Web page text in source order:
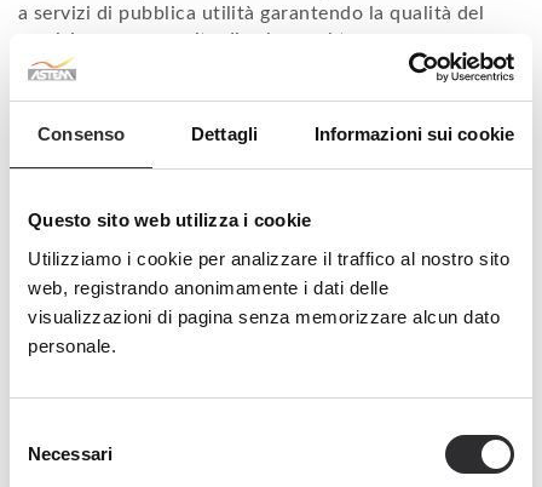
Consenso Dettagli Informazioni sui cookie
Questo sito web utilizza i cookie
Utilizziamo i cookie per analizzare il traffico al nostro sito
web, registrando anonimamente i dati delle
visualizzazioni di pagina senza memorizzare alcun dato
personale.
delNecessari
a servizi di pubblica utilità garantendo la qualità del
servizio e una crescita di valore nel tempo:
offrendo ai clienti servizi di qualità e
soddisfacendo al meglio le loro aspettative
favorendo il coinvolgimento, la
tecnologiche e di mercato
operando nel rispetto dell’ambiente, del proprio
territorio, della sicurezza dei lavoratori e dei valori
etici, secondo un modello di sviluppo sostenibile.
Qualità, correttezza e trasparenza
nell’orientamento al Cliente interno ed esterno